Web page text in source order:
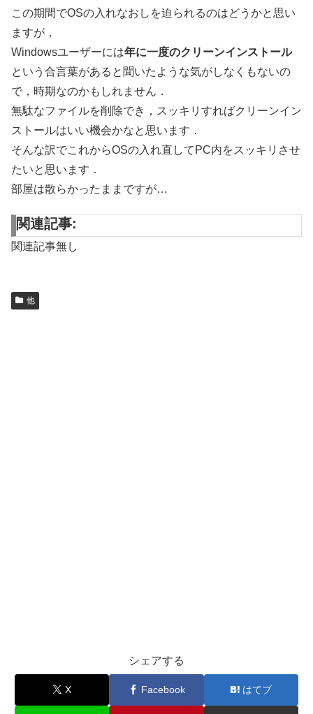
この期間でOSの入れなおしを迫られるのはどうかと思い
ますが，
Windowsユーザーには年に一度のクリーンインストール
という合言葉があると聞いたような気がしなくもないの
で，時期なのかもしれません．
無駄なファイルを削除でき，スッキリすればクリーンイン
ストールはいい機会かなと思います．
そんな訳でこれからOSの入れ直してPC内をスッキリさせ
たいと思います．
部屋は散らかったままですが…
関連記事:
関連記事無し
他
シェアする
X Facebook はてブ